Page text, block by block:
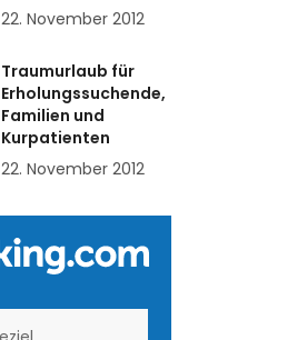
22. November 2012
Traumurlaub für
Erholungssuchende,
Familien und
Kurpatienten
22. November 2012